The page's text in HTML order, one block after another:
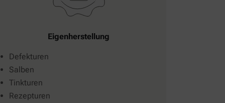
Eigenherstellung
Defekturen
Salben
Tinkturen
Rezepturen